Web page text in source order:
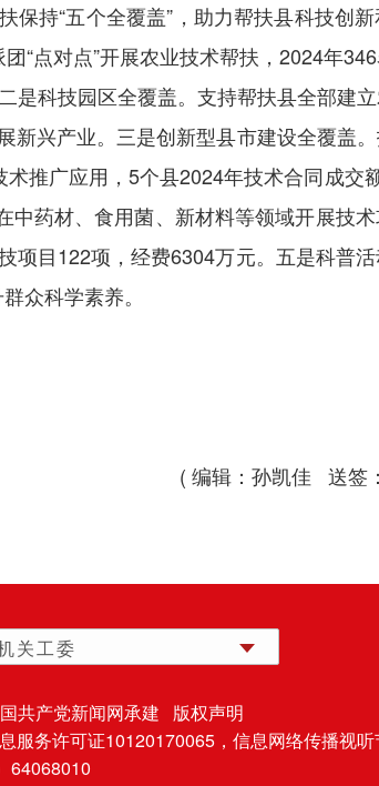
保持“五个全覆盖”，助力帮扶县科技创
“点对点”开展农业技术帮扶，2024年
是科技园区全覆盖。支持帮扶县全部建
兴产业。三是创新型县市建设全覆盖
推广应用，5个县2024年技术合同成交
药材、食用菌、新材料等领域开展技
项目122项，经费6304万元。五是科普
众科学素养。
( 编辑：孙凯佳 送签
关工委
共产党新闻网承建 版权声明
服务许可证10120170065， 信息网络传播视
64068010